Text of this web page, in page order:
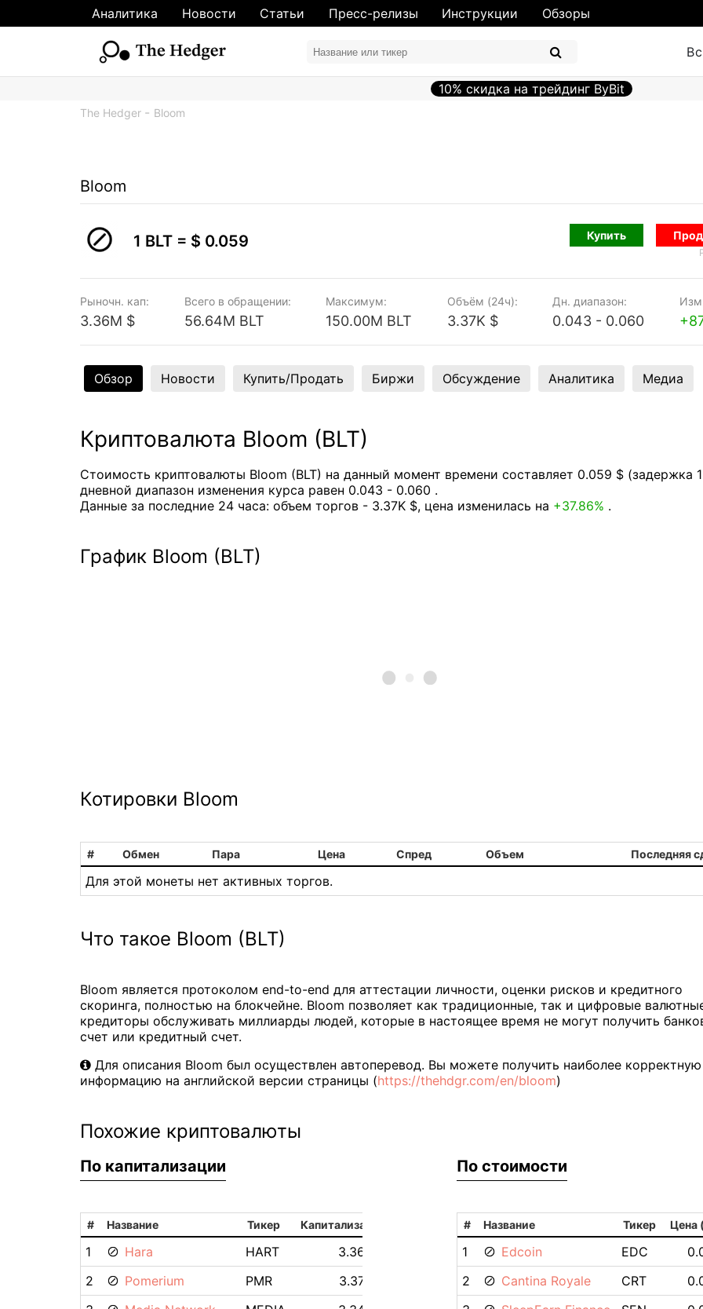
Аналитика Новости Статьи Пресс-релизы Инструкции Обзоры
10% скидка на трейдинг ByBit
The Hedger Bloom
Bloom
1 BLT = $ 0.059 Купить
Рыночн. кап:
3.36M $
Всего в обращении:
56.64M BLT
Максимум:
150.00M BLT
Объём (24ч):
3.37K $
Дн. диапазон:
0.043 - 0.060
Обзор Новости Купить/Продать Биржи Обсуждение Аналитика Медиа
Криптовалюта Bloom (BLT)
Стоимость криптовалюты Bloom (BLT) на данный момент времени составляет 0.059 $ (задержка
дневной диапазон изменения курса равен 0.043 - 0.060 .
Данные за последние 24 часа: объем торгов - 3.37K $, цена изменилась на +37.86% .
График Bloom (BLT)
Котировки Bloom
# Обмен Пара Цена Спред Объем Последняя
Для этой монеты нет активных торгов.
Что такое Bloom (BLT)
Bloom является протоколом end-to-end для аттестации личности, оценки рисков и кредитного
скоринга, полностью на блокчейне. Bloom позволяет как традиционные, так и цифровые
кредиторы обслуживать миллиарды людей, которые в настоящее время не могут получить
счет или кредитный счет.
Для описания Bloom был осуществлен автоперевод. Вы можете получить наиболее корректную
информацию на английской версии страницы (https://thehdgr.com/en/bloom)
Похожие криптовалюты
По капитализации
# Название Тикер Капитализация
1 Hara HART
3.36M $
2
Pomerium PMR
3.37M $
По стоимости
# Название Тикер Цена
1 Edcoin EDC
2
Cantina Royale CRT